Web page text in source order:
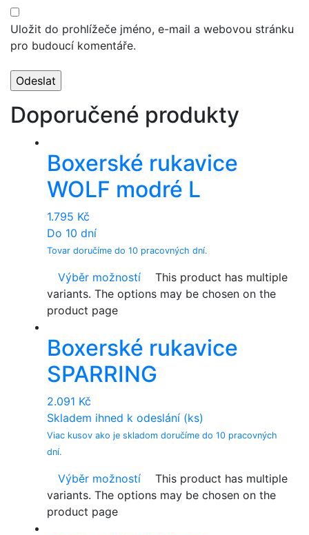
Uložit do prohlížeče jméno, e-mail a webovou stránku
pro budoucí komentáře.
Doporučené produkty
Boxerské rukavice
WOLF modré L
1.795 Kč
Do 10 dní
Tovar doručíme do 10 pracovných dní.
Výběr možností
This product has multiple
variants. The options may be chosen on the
product page
Boxerské rukavice
SPARRING
2.091 Kč
Skladem ihned k odeslání (ks)
Viac kusov ako je skladom doručíme do 10 pracovných
dní.
Výběr možností
This product has multiple
variants. The options may be chosen on the
product page